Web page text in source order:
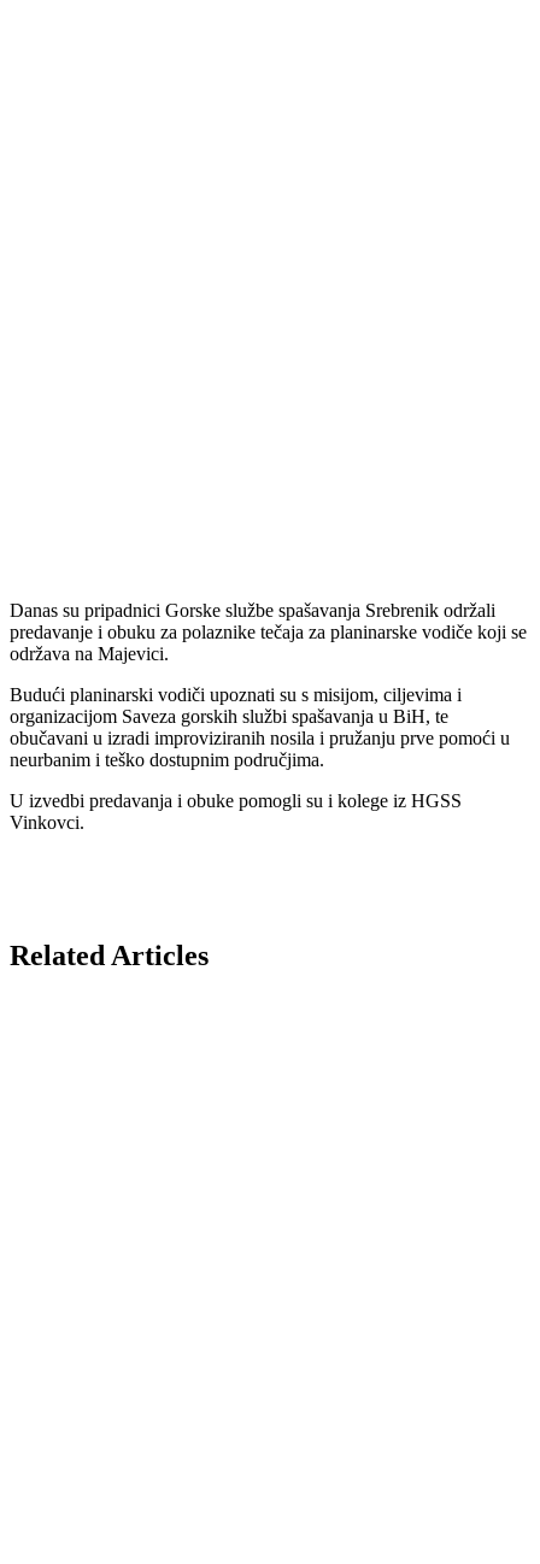
Danas su pripadnici Gorske službe spašavanja Srebrenik održali
predavanje i obuku za polaznike tečaja za planinarske vodiče koji se
održava na Majevici.
Budući planinarski vodiči upoznati su s misijom, ciljevima i
organizacijom Saveza gorskih službi spašavanja u BiH, te
obučavani u izradi improviziranih nosila i pružanju prve pomoći u
neurbanim i teško dostupnim područjima.
U izvedbi predavanja i obuke pomogli su i kolege iz HGSS
Vinkovci.
Related Articles